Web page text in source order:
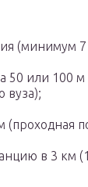
(минимум 7
50 или 100 м
вуза);
(проходная
в 3 км